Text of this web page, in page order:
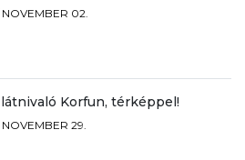
NOVEMBER 02.
látnivaló Korfun, térképpel!
NOVEMBER 29.